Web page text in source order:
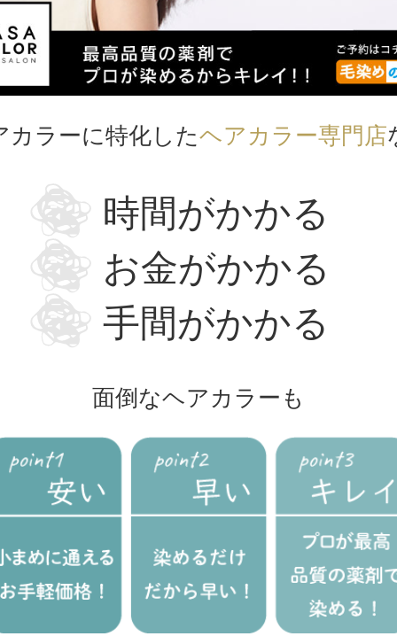
カラーに特化したヘアカラー専門店
時間がかかる
お金がかかる
手間がかかる
面倒なヘアカラーも